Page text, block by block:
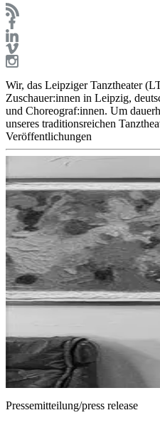
Wir, das Leipziger Tanztheater
Zuschauer:innen in Leipzig,
und Choreograf:innen. Um
unseres traditionsreichen
Veröffentlichungen
Pressemitteilung/press release